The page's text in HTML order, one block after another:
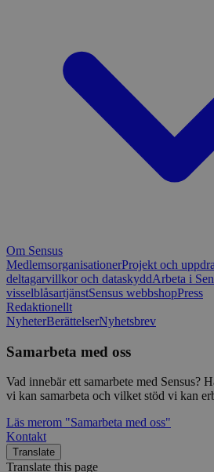
Om Sensus
MedlemsorganisationerProjekt och
deltagarvillkor och dataskyddArbeta i
visselblåsartjänstSensus webbshopPress
Redaktionellt
NyheterBerättelserNyhetsbrev
Samarbeta med oss
Vad innebär ett samarbete med Sensus?
vi kan samarbeta och vilket stöd vi kan
Läs merom "Samarbeta med oss"
Kontakt
Translate
Translate this page